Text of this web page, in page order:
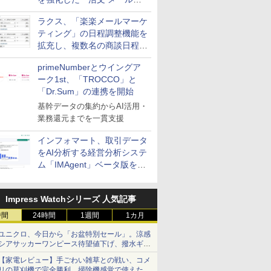
送信防止アドインサービス」
を提供
ラクス、「楽楽メールマーケ
ティング」の日程調整機能を
拡充し、複数名の商談日程調
整を効率化
primeNumberとウイングア
ーク1st、「TROCCO」と
「Dr.Sum」の連携を開始
基幹データの集約からAI活用・
業務還元までを一貫支援
インフォマート、取引データ
をAI分析する経営分析システ
ム「IMAgent」ベータ版を提
Impress Watchシリーズ 人気記事
24時間 1週間 1カ月
ニクロ、今日から「お盆特別セール」。涼感
アサッカーワンピース待望値下げ、撥水ギア
ョーツは1990円に
家電レビュー】手ごわい雑草との戦い、コメ